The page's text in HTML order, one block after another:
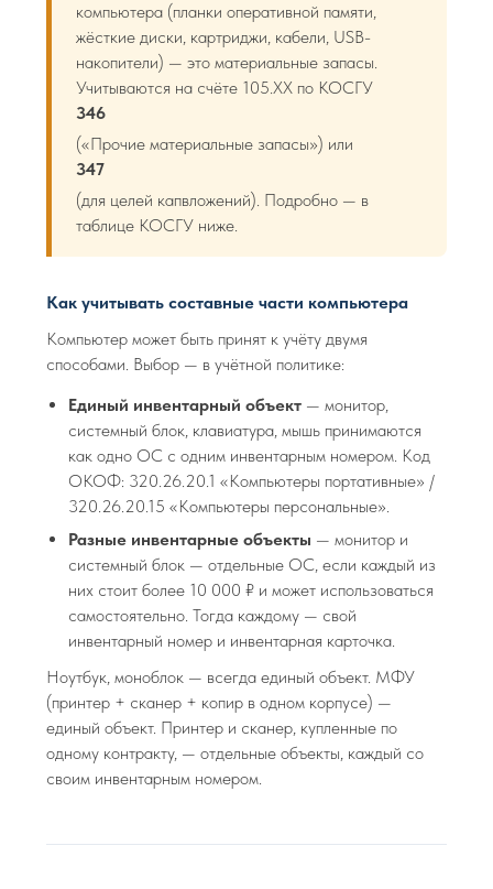
компьютера (планки оперативной памяти,
жёсткие диски, картриджи, кабели, USB-
накопители) — это материальные запасы.
Учитываются на счёте 105.XX по КОСГУ
346
(«Прочие материальные запасы») или
347
(для целей капвложений). Подробно — в
таблице КОСГУ ниже.
Как учитывать составные части компьютера
Компьютер может быть принят к учёту двумя
способами. Выбор — в учётной политике:
Единый инвентарный объект — монитор,
системный блок, клавиатура, мышь принимаются
как одно ОС с одним инвентарным номером. Код
ОКОФ: 320.26.20.1 «Компьютеры портативные» /
320.26.20.15 «Компьютеры персональные».
Разные инвентарные объекты — монитор и
системный блок — отдельные ОС, если каждый из
них стоит более 10 000 ₽ и может использоваться
самостоятельно. Тогда каждому — свой
инвентарный номер и инвентарная карточка.
Ноутбук, моноблок — всегда единый объект. МФУ
(принтер + сканер + копир в одном корпусе) —
единый объект. Принтер и сканер, купленные по
одному контракту, — отдельные объекты, каждый со
своим инвентарным номером.